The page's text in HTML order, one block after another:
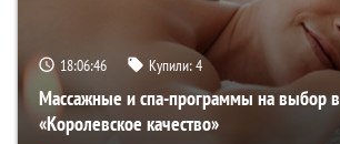
18:06:45 Купили:4
Массажные и спа-программы на выбор
«Королевское качество»